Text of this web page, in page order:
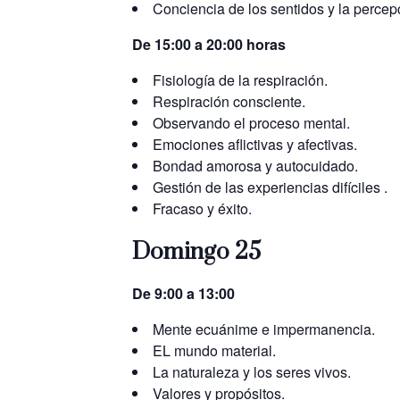
Conciencia de los sentidos y la
De 15:00 a 20:00 horas
Fisiología de la respiración.
Respiración consciente.
Observando el proceso mental.
Emociones aflictivas y afectivas.
Bondad amorosa y autocuidado.
Gestión de las experiencias difíciles .
Fracaso y éxito.
Domingo 25
De 9:00 a 13:00
Mente ecuánime e impermanencia.
EL mundo material.
La naturaleza y los seres vivos.
Valores y propósitos.